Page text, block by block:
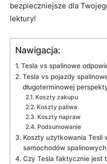
bezpieczniejsze dla
lektury!
Nawigacja:
Tesla vs spalinowe
Tesla vs pojazdy
długoterminowej
Koszty ‍zakupu
Koszty paliwa
Koszty napraw
Podsumowanie
Koszty użytkowania Tesli
samochodów spalinowych
Czy Tesla faktycznie jest